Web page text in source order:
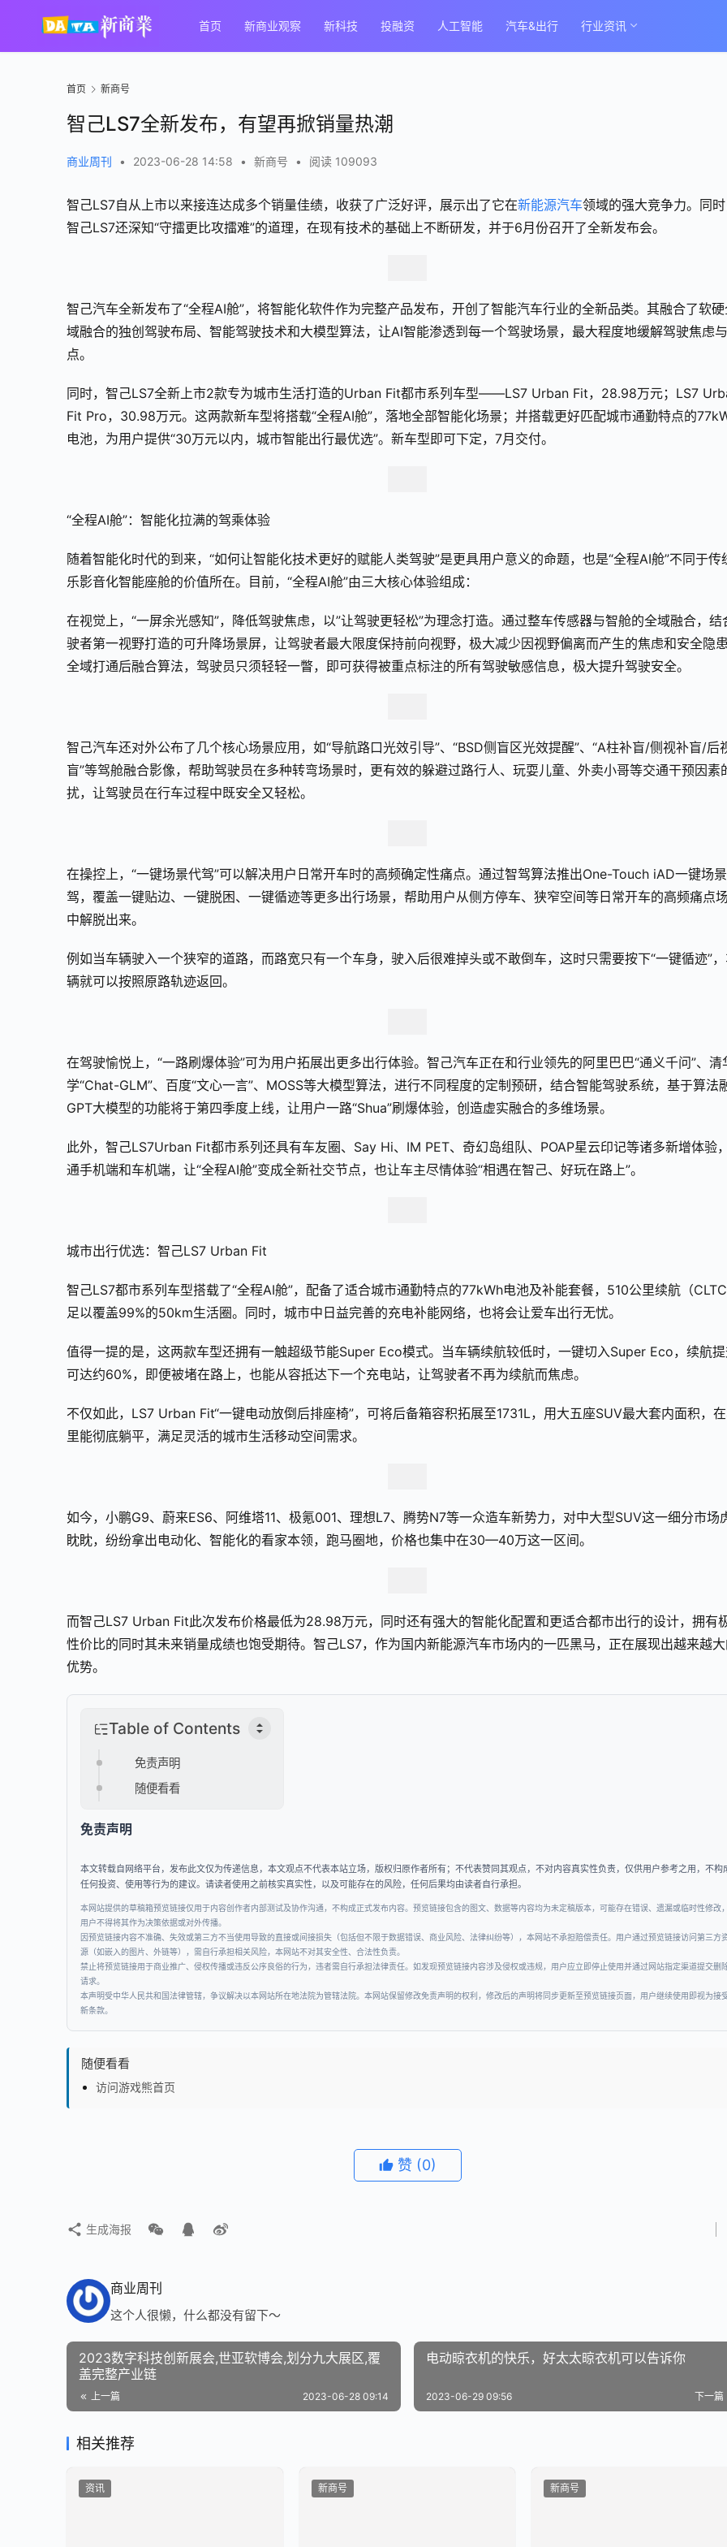
首页 新商业观察 新科技 投融资 人工智能 汽车&出行 行业资讯
首页 新商号
智己LS7全新发布，有望再掀销量热潮
商业周刊 • 2023-06-28 14:58 • 新商号 • 阅读 109093
智己LS7自从上市以来接连达成多个销量佳绩，收获了广泛好评，展示出了它在新能源汽车领域的强大竞争力。同时
智己LS7还深知“守擂更比攻擂难”的道理，在现有技术的基础上不断研发，并于6月份召开了全新发布会。
智己汽车全新发布了“全程AI舱”，将智能化软件作为完整产品发布，开创了智能汽车行业的全新品类。其融合了软
域融合的独创驾驶布局、智能驾驶技术和大模型算法，让AI智能渗透到每一个驾驶场景，最大程度地缓解驾驶焦虑
点。
同时，智己LS7全新上市2款专为城市生活打造的Urban Fit都市系列车型——LS7 Urban Fit，28.98万元；LS7
Fit Pro，30.98万元。这两款新车型将搭载“全程AI舱”，落地全部智能化场景；并搭载更好匹配城市通勤特点的
电池，为用户提供“30万元以内，城市智能出行最优选”。新车型即可下定，7月交付。
“全程AI舱”：智能化拉满的驾乘体验
随着智能化时代的到来，“如何让智能化技术更好的赋能人类驾驶”是更具用户意义的命题，也是“全程AI舱”不同于传
乐影音化智能座舱的价值所在。目前，“全程AI舱”由三大核心体验组成：
在视觉上，“一屏余光感知”，降低驾驶焦虑，以”让驾驶更轻松”为理念打造。通过整车传感器与智舱的全域融合，结
驶者第一视野打造的可升降场景屏，让驾驶者最大限度保持前向视野，极大减少因视野偏离而产生的焦虑和安全隐患
全域打通后融合算法，驾驶员只须轻轻一瞥，即可获得被重点标注的所有驾驶敏感信息，极大提升驾驶安全。
智己汽车还对外公布了几个核心场景应用，如“导航路口光效引导”、“BSD侧盲区光效提醒”、“A柱补盲/侧视补盲/后
盲”等驾舱融合影像，帮助驾驶员在多种转弯场景时，更有效的躲避过路行人、玩耍儿童、外卖小哥等交通干预因素
扰，让驾驶员在行车过程中既安全又轻松。
在操控上，“一键场景代驾”可以解决用户日常开车时的高频确定性痛点。通过智驾算法推出One-Touch iAD一键场
驾，覆盖一键贴边、一键脱困、一键循迹等更多出行场景，帮助用户从侧方停车、狭窄空间等日常开车的高频痛点
中解脱出来。
例如当车辆驶入一个狭窄的道路，而路宽只有一个车身，驶入后很难掉头或不敢倒车，这时只需要按下“一键循迹”
辆就可以按照原路轨迹返回。
在驾驶愉悦上，“一路刷爆体验”可为用户拓展出更多出行体验。智己汽车正在和行业领先的阿里巴巴“通义千问”、清
学“Chat-GLM”、百度“文心一言”、MOSS等大模型算法，进行不同程度的定制预研，结合智能驾驶系统，基于算法
GPT大模型的功能将于第四季度上线，让用户一路“Shua”刷爆体验，创造虚实融合的多维场景。
此外，智己LS7Urban Fit都市系列还具有车友圈、Say Hi、IM PET、奇幻岛组队、POAP星云印记等诸多新增体验
通手机端和车机端，让“全程AI舱”变成全新社交节点，也让车主尽情体验“相遇在智己、好玩在路上”。
城市出行优选：智己LS7 Urban Fit
智己LS7都市系列车型搭载了“全程AI舱”，配备了适合城市通勤特点的77kWh电池及补能套餐，510公里续航（CLTC
足以覆盖99%的50km生活圈。同时，城市中日益完善的充电补能网络，也将会让爱车出行无忧。
值得一提的是，这两款车型还拥有一触超级节能Super Eco模式。当车辆续航较低时，一键切入Super Eco，续航
可达约60%，即便被堵在路上，也能从容抵达下一个充电站，让驾驶者不再为续航而焦虑。
不仅如此，LS7 Urban Fit“一键电动放倒后排座椅”，可将后备箱容积拓展至1731L，用大五座SUV最大套内面积，
里能彻底躺平，满足灵活的城市生活移动空间需求。
如今，小鹏G9、蔚来ES6、阿维塔11、极氪001、理想L7、腾势N7等一众造车新势力，对中大型SUV这一细分市场
眈眈，纷纷拿出电动化、智能化的看家本领，跑马圈地，价格也集中在30—40万这一区间。
而智己LS7 Urban Fit此次发布价格最低为28.98万元，同时还有强大的智能化配置和更适合都市出行的设计，拥有
性价比的同时其未来销量成绩也饱受期待。智己LS7，作为国内新能源汽车市场内的一匹黑马，正在展现出越来越
优势。
Table of Contents
免责声明
随便看看
免责声明
本文转载自网络平台，发布此文仅为传递信息，本文观点不代表本站立场，版权归原作者所有；不代表赞同其观点，不对内容真实性负责，仅供用户参考之用，不构
任何投资、使用等行为的建议。请读者使用之前核实真实性，以及可能存在的风险，任何后果均由读者自行承担。
本网站提供的草稿箱预览链接仅用于内容创作者内部测试及协作沟通，不构成正式发布内容。预览链接包含的图文、数据等内容均为未定稿版本，可能存在错误、遗漏或临时性修改，
用户不得将其作为决策依据或对外传播。
因预览链接内容不准确、失效或第三方不当使用导致的直接或间接损失（包括但不限于数据错误、商业风险、法律纠纷等），本网站不承担赔偿责任。用户通过预览链接访问第三方
源（如嵌入的图片、外链等），需自行承担相关风险，本网站不对其安全性、合法性负责。
禁止将预览链接用于商业推广、侵权传播或违反公序良俗的行为，违者需自行承担法律责任。如发现预览链接内容涉及侵权或违规，用户应立即停止使用并通过网站指定渠道提交删
请求。
本声明受中华人民共和国法律管辖，争议解决以本网站所在地法院为管辖法院。本网站保留修改免责声明的权利，修改后的声明将同步更新至预览链接页面，用户继续使用即视为接
新条款。
随便看看
访问游戏熊首页
赞 (0)
生成海报
商业周刊
这个人很懒，什么都没有留下～
2023数字科技创新展会,世亚软博会,划分九大展区,覆
盖完整产业链
上一篇 2023-06-28 09:14
电动晾衣机的快乐，好太太晾衣机可以告诉你
下一篇
2023-06-29 09:56
相关推荐
资讯 新商号 新商号